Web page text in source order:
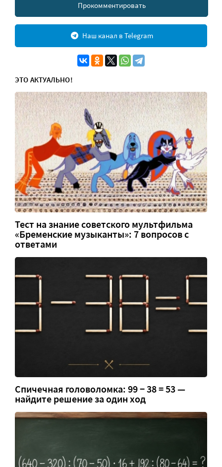
Прокомментировать
Наш канал в Telegram
ЭТО АКТУАЛЬНО!
Тест на знание советского мультфильма
«Бременские музыканты»: 7 вопросов с
ответами
Спичечная головоломка: 99 − 38 = 53 —
найдите решение за один ход